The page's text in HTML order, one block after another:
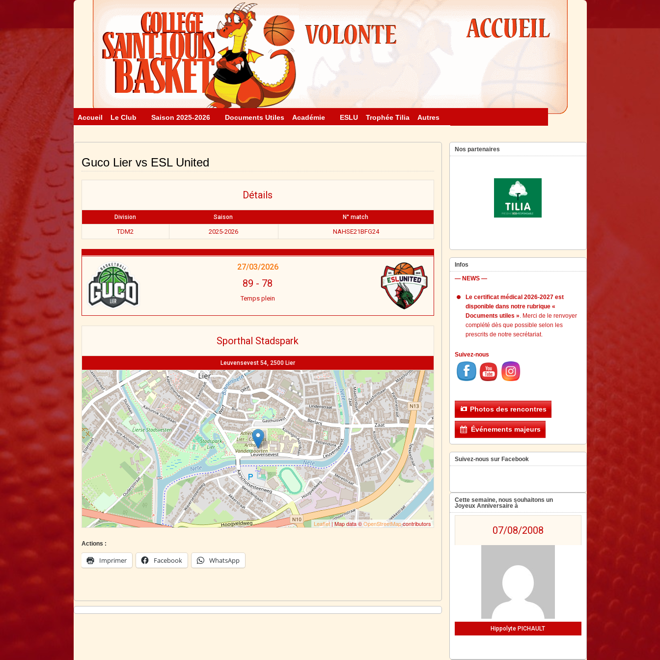
Accueil Le Club Saison 2025-2026 Documents Utiles Académie ESLU Trophée Tilia Autres
Guco Lier vs ESL United
Détails
Division Saison N° match
TDM2 2025-2026 NAHSE21BFG24
27/03/2026
89 - 78
Temps plein
Sporthal Stadspark
Leuvensevest 54, 2500 Lier
Leaflet| Map data ©OpenStreetMapcontributors
Actions :
Imprimer Facebook WhatsApp
Nos partenaires
Infos
— NEWS —
Le certificat médical 2026-2027 est
disponible dans notre rubrique «
Documents utiles ». Merci de le renvoyer
complété dès que possible selon les
prescrits de notre secrétariat.
Suivez-nous
Photos des rencontres
Événements majeurs
Suivez-nous sur Facebook
Cette semaine, nous souhaitons un
Joyeux Anniversaire à
07/08/2008
Hippolyte PICHAULT